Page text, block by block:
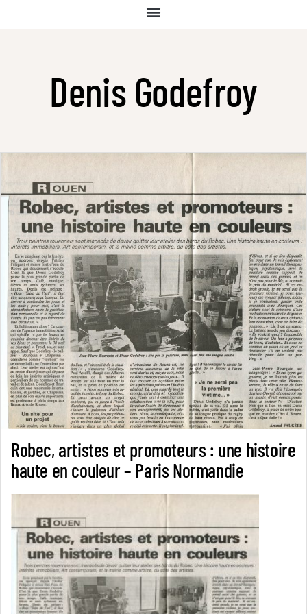
Denis Godefroy
Robec, artistes et promoteurs : une histoire
haute en couleur – Paris Normandie